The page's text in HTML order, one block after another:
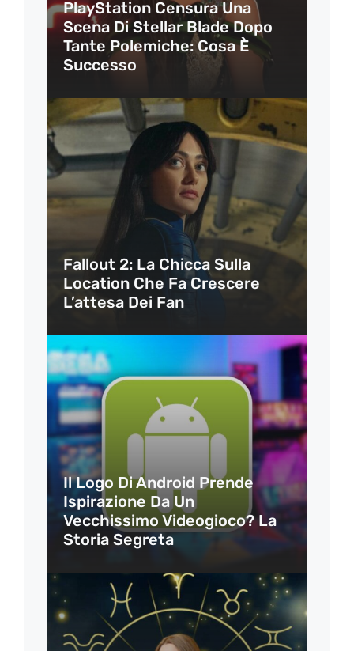
PlayStation Censura Una
Scena Di Stellar Blade Dopo
Tante Polemiche: Cosa È
Successo
Fallout 2: La Chicca Sulla
Location Che Fa Crescere
L’attesa Dei Fan
Il Logo Di Android Prende
Ispirazione Da Un
Vecchissimo Videogioco? La
Storia Segreta